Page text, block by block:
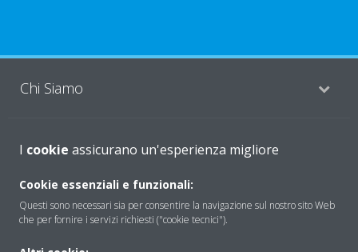
Chi Siamo
Soluzioni
Contattaci
I cookie assicurano un'esperienza migliore
Cookie essenziali e funzionali:
Questi sono necessari sia per consentire la navigazione sul nostro sito Web
che per fornire i servizi richiesti ("cookie tecnici").